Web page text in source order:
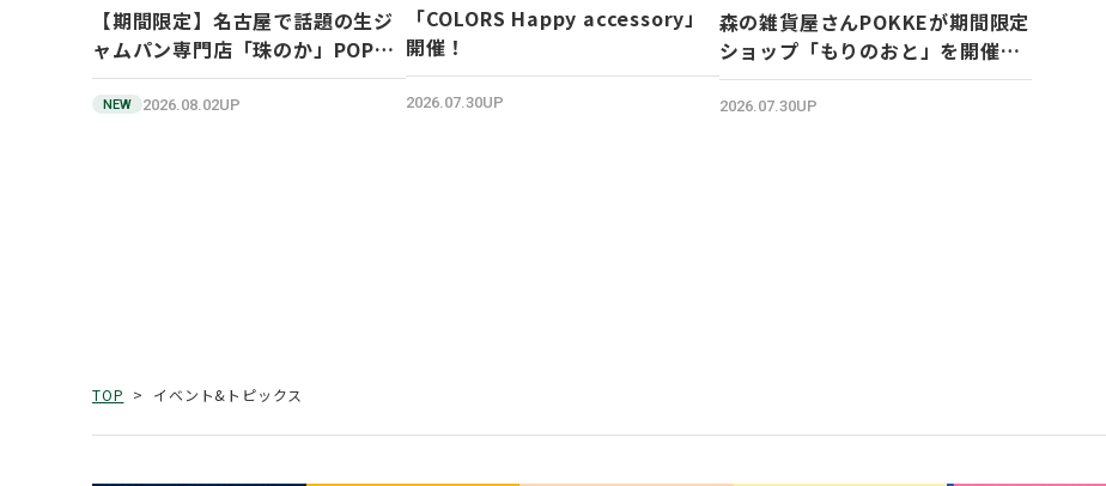
【期間限定】名古屋で話題の生ジ
ャムパン専門店「珠のか」POP
UP SHOP
NEW 2026.08.02UP
「COLORS Happy accessory」
開催！
2026.07.30UP
森の雑貨屋さんPOKKEが期間限定
ショップ「もりのおと」を開催し
ます！
2026.07.30UP
TOP イベント&トピックス